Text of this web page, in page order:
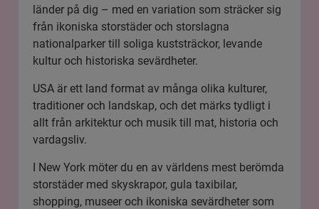
länder på dig – med en variation som sträcker sig
från ikoniska storstäder och storslagna
nationalparker till soliga kuststräckor, levande
kultur och historiska sevärdheter.
USA är ett land format av många olika kulturer,
traditioner och landskap, och det märks tydligt i
allt från arkitektur och musik till mat, historia och
vardagsliv.
I New York möter du en av världens mest berömda
storstäder med skyskrapor, gula taxibilar,
shopping, museer och ikoniska sevärdheter som